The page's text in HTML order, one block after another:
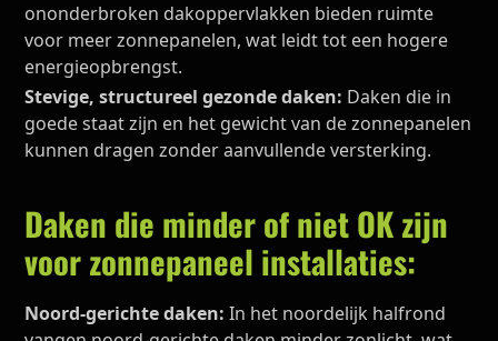
ononderbroken dakoppervlakken bieden ruimte
voor meer zonnepanelen, wat leidt tot een hogere
energieopbrengst.
Stevige, structureel gezonde daken: Daken die in
goede staat zijn en het gewicht van de zonnepanelen
kunnen dragen zonder aanvullende versterking.
Daken die minder of niet OK zijn
voor zonnepaneel installaties:
Noord-gerichte daken: In het noordelijk halfrond